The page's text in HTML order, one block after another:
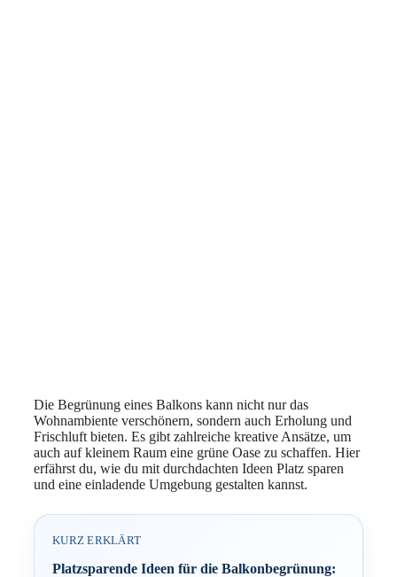
Die Begrünung eines Balkons kann nicht nur das
Wohnambiente verschönern, sondern auch Erholung und
Frischluft bieten. Es gibt zahlreiche kreative Ansätze, um
auch auf kleinem Raum eine grüne Oase zu schaffen. Hier
erfährst du, wie du mit durchdachten Ideen Platz sparen
und eine einladende Umgebung gestalten kannst.
KURZ ERKLÄRT
Platzsparende Ideen für die Balkonbegrünung: